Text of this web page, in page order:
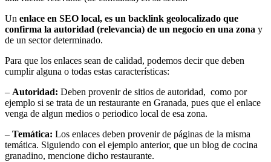
Un enlace en SEO local, es un backlink geolocalizado que
confirma la autoridad (relevancia) de un negocio en una zona y
de un sector determinado.
Para que los enlaces sean de calidad, podemos decir que deben
cumplir alguna o todas estas características:
– Autoridad: Deben provenir de sitios de autoridad, como por
ejemplo si se trata de un restaurante en Granada, pues que el enlace
venga de algun medios o periodico local de esa zona.
– Temática: Los enlaces deben provenir de páginas de la misma
temática. Siguiendo con el ejemplo anterior, que un blog de cocina
granadino, mencione dicho restaurante.